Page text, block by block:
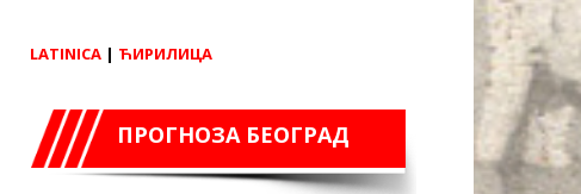
LATINICA | ЋИРИЛИЦА
ПРОГНОЗА БЕОГРАД